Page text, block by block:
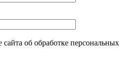
об обработке персональных